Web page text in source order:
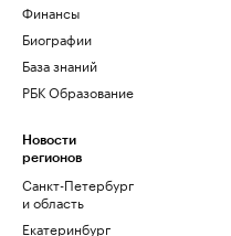
Финансы
Биографии
База знаний
РБК Образование
Новости
регионов
Санкт-Петербург
и область
Екатеринбург